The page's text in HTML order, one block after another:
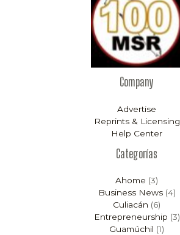
Company
Advertise
Reprints & Licensing
Help Center
Categorías
Ahome (3)
Business News(4)
Culiacán (6)
Entrepreneurship (3)
Guamúchil (1)